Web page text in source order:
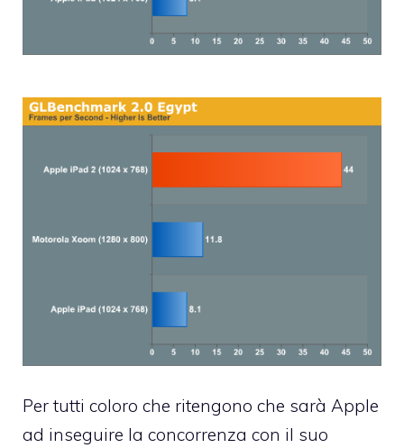
Per tutti coloro che ritengono che sarà Apple
ad inseguire la concorrenza con il suo